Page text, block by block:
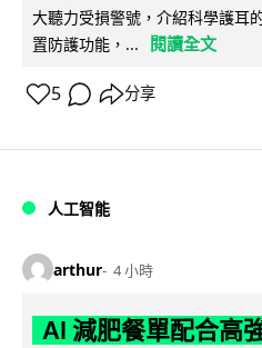
大聽力受損警號，介紹科學護耳
置防護功能，...
閱讀全文
5 分享
人工智能
arthur 4 小時
AI 減肥餐單配合高